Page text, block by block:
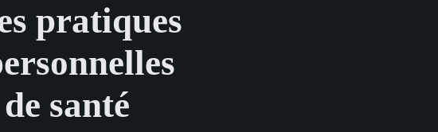
pratiques
santé